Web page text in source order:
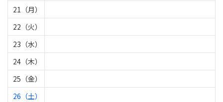
21（月）
22（火）
23（水）
24（木）
25（金）
26（土）